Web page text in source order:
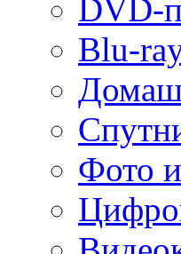
DVD-
Blu-
Фото